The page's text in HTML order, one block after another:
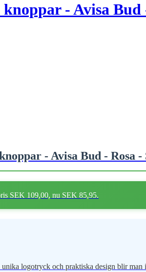
- Avisa Bud
- Avisa Bud - Rosa -
SEK 109,00, nu SEK 85,95.
logotryck och praktiska design blir